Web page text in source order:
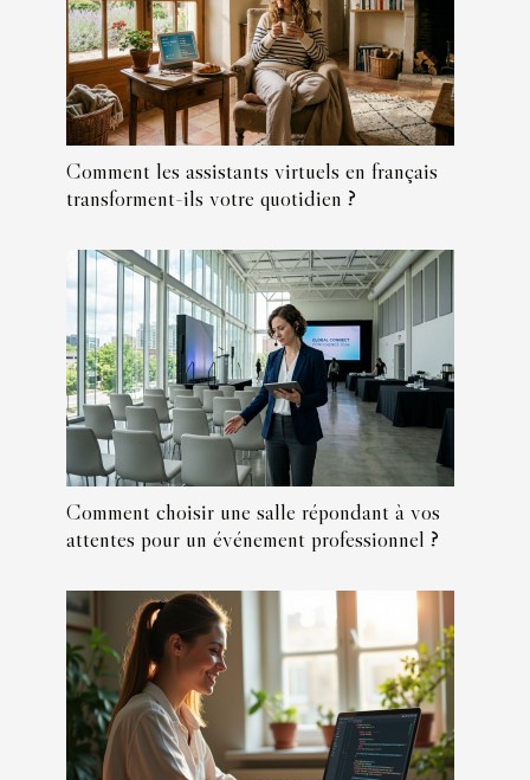
Comment les assistants virtuels en français
transforment-ils votre quotidien ?
Comment choisir une salle répondant à vos
attentes pour un événement professionnel ?